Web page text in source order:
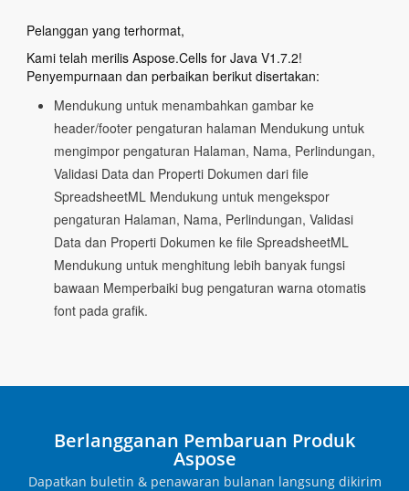
Pelanggan yang terhormat,
Kami telah merilis Aspose.Cells for Java V1.7.2!
Penyempurnaan dan perbaikan berikut disertakan:
Mendukung untuk menambahkan gambar ke
header/footer pengaturan halaman Mendukung untuk
mengimpor pengaturan Halaman, Nama, Perlindungan,
Validasi Data dan Properti Dokumen dari file
SpreadsheetML Mendukung untuk mengekspor
pengaturan Halaman, Nama, Perlindungan, Validasi
Data dan Properti Dokumen ke file SpreadsheetML
Mendukung untuk menghitung lebih banyak fungsi
bawaan Memperbaiki bug pengaturan warna otomatis
font pada grafik.
Berlangganan Pembaruan Produk
Aspose
Dapatkan buletin & penawaran bulanan langsung dikirim